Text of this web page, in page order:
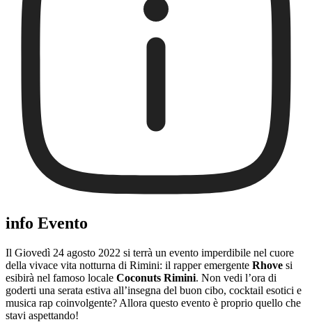
info Evento
Il Giovedì 24 agosto 2022 si terrà un evento imperdibile nel cuore
della vivace vita notturna di Rimini: il rapper emergente Rhove si
esibirà nel famoso locale Coconuts Rimini. Non vedi l’ora di
goderti una serata estiva all’insegna del buon cibo, cocktail esotici e
musica rap coinvolgente? Allora questo evento è proprio quello che
stavi aspettando!